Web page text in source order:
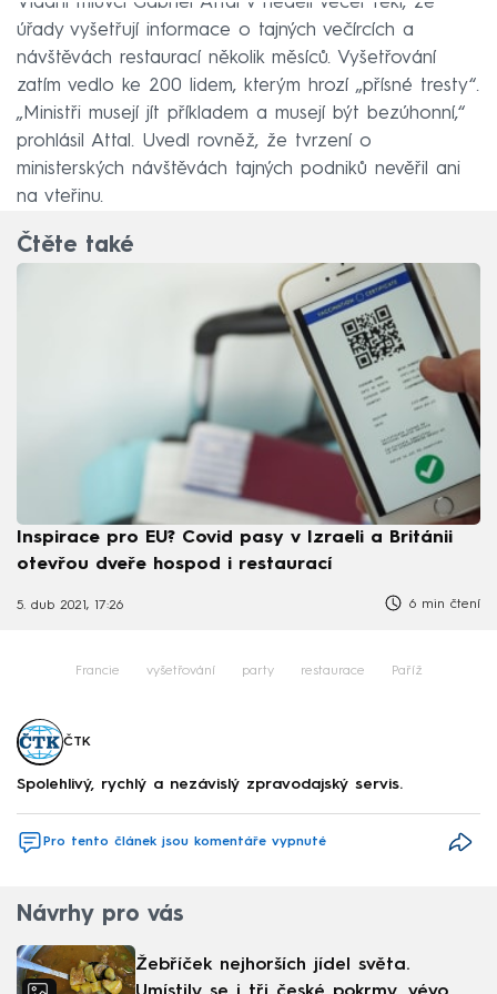
úřady vyšetřují informace o tajných večírcích a
návštěvách restaurací několik měsíců. Vyšetřování
zatím vedlo ke 200 lidem, kterým hrozí „přísné tresty“.
„Ministři musejí jít příkladem a musejí být bezúhonní,“
prohlásil Attal. Uvedl rovněž, že tvrzení o
ministerských návštěvách tajných podniků nevěřil ani
na vteřinu.
Čtěte také
Inspirace pro EU? Covid pasy v Izraeli a Británii
otevřou dveře hospod i restaurací
5. dub 2021, 17:26 6 min čtení
Francie vyšetřování party restaurace Paříž
ČTK
Spolehlivý, rychlý a nezávislý zpravodajský servis.
Pro tento článek jsou komentáře vypnuté
Návrhy pro vás
Žebříček nejhorších jídel světa.